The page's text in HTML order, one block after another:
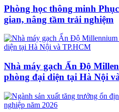
Phòng học thông minh
gian, nâng tầm trải nghiệm
Nhà máy gạch Ấn Độ
phòng đại diện tại Hà Nội